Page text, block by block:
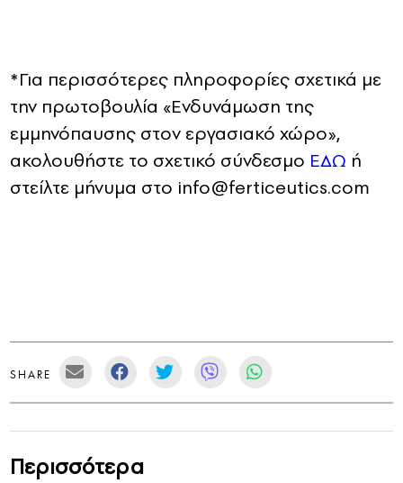
*Για περισσότερες πληροφορίες σχετικά με
την πρωτοβουλία «Ενδυνάμωση της
εμμηνόπαυσης στον εργασιακό χώρο»,
ακολουθήστε το σχετικό σύνδεσμο ΕΔΩ ή
στείλτε μήνυμα στο info@ferticeutics.com
SHARE
Περισσότερα